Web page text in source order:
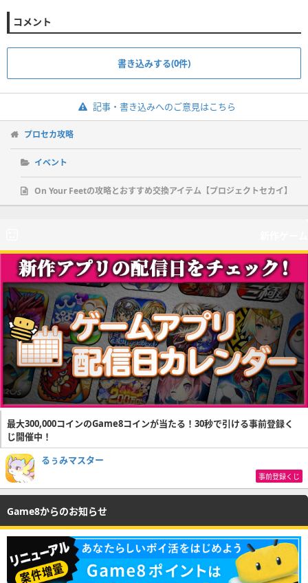
コメント
書き込みする(0件)
記事・書き込みへのご意見はこちら
プロセカ攻略
イベント
On Your Feetの攻略とおすすめ交換アイテム【プロジェクトセカイ】
最大300,000コインのGame8コインが当たる！30秒で引ける事前登録く
じ開催中！
るぅみマスター
事前登録くじ
Game8からのお知らせ